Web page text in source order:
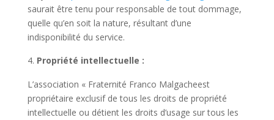
saurait être tenu pour responsable de tout dommage,
quelle qu’en soit la nature, résultant d’une
indisponibilité du service.
Propriété intellectuelle :
L’association « Fraternité Franco Malgacheest
propriétaire exclusif de tous les droits de propriété
intellectuelle ou détient les droits d’usage sur tous les